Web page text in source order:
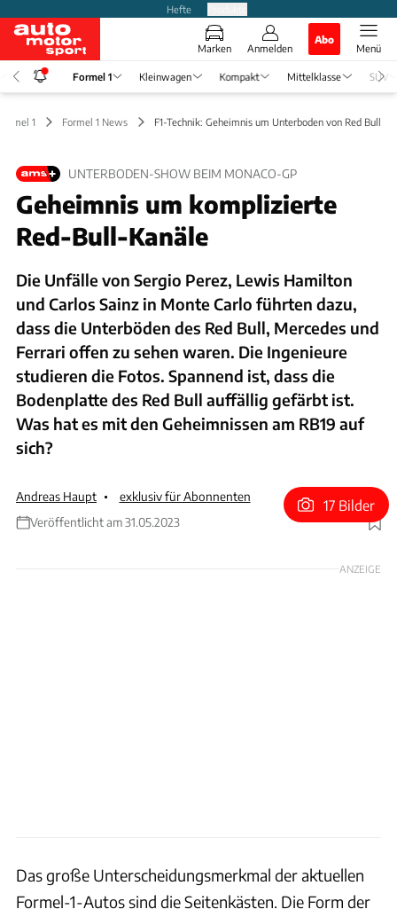
Hefte
Marken Anmelden
Abo
Menü
Formel 1 Kleinwagen Kompakt Mittelklasse SUV
1 Formel 1 News F1-Technik: Geheimnis um Unterboden von Red Bull
UNTERBODEN-SHOW BEIM MONACO-GP
Geheimnis um komplizierte
Red-Bull-Kanäle
Die Unfälle von Sergio Perez, Lewis Hamilton
und Carlos Sainz in Monte Carlo führten dazu,
dass die Unterböden des Red Bull, Mercedes und
Ferrari offen zu sehen waren. Die Ingenieure
studieren die Fotos. Spannend ist, dass die
Bodenplatte des Red Bull auffällig gefärbt ist.
Was hat es mit den Geheimnissen am RB19 auf
sich?
Andreas Haupt
exklusiv für Abonnenten
Veröffentlicht am 31.05.2023
Foto: Motorsport Images
17 Bilder
ANZEIGE
Das große Unterscheidungsmerkmal der aktuellen
Formel-1-Autos sind die Seitenkästen. Die Form der